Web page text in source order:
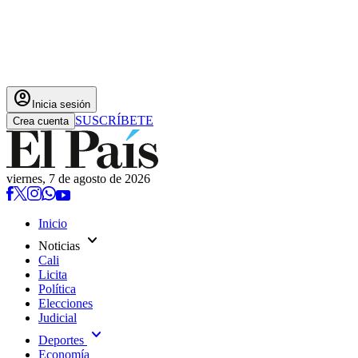
account_circle Inicia sesión
Crea cuenta SUSCRÍBETE
viernes, 7 de agosto de 2026
Inicio
Noticias expand_more
Cali
Licita
Política
Elecciones
Judicial
Deportes expand_more
Economía